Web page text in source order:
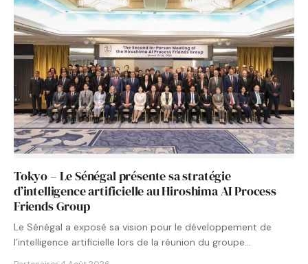
Tokyo – Le Sénégal présente sa stratégie
d’intelligence artificielle au Hiroshima AI Process
Friends Group
Le Sénégal a exposé sa vision pour le développement de
l’intelligence artificielle lors de la réunion du groupe…